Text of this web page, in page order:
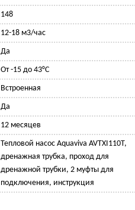
148
12-18 м3/час
Да
От -15 до 43°C
Встроенная
Да
12 месяцев
Тепловой насос Aquaviva AVTXI110T,
дренажная трубка, проход для
дренажной трубки, 2 муфты для
подключения, инструкция